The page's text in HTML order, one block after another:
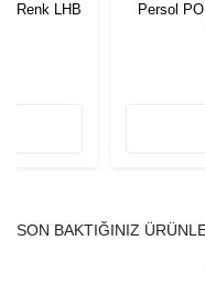
Renk LHB
Persol
SON BAKTIĞINIZ